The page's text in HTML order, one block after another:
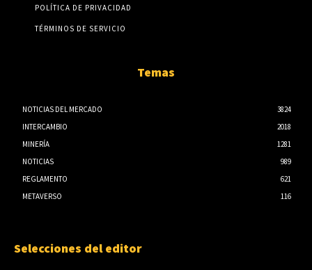
POLÍTICA DE PRIVACIDAD
TÉRMINOS DE SERVICIO
Temas
NOTICIAS DEL MERCADO
3824
INTERCAMBIO
2018
MINERÍA
1281
NOTICIAS
989
REGLAMENTO
621
METAVERSO
116
Selecciones del editor